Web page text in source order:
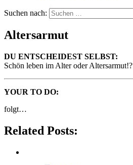
Suchen nach:
Altersarmut
DU ENTSCHEIDEST SELBST:
Schön leben im Alter oder Altersarmut!?
YOUR TO DO:
folgt…
Related Posts: